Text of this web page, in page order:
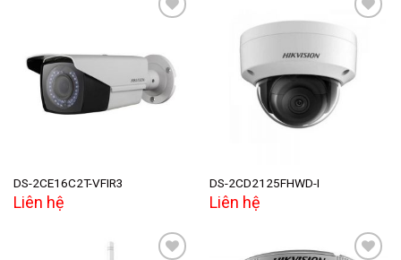
Add to
wishlist
DS-2CE16C2T-VFIR3
Liên hệ
wishlist
DS-2CD2125FHWD-I
Liên hệ